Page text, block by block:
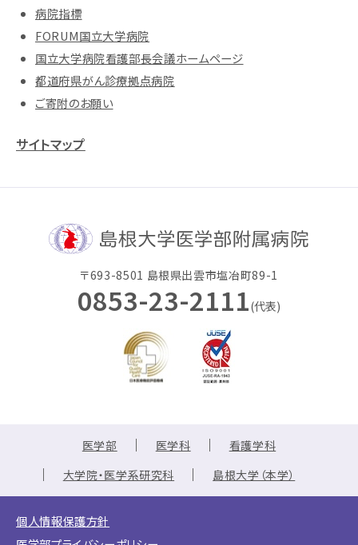
病院指標
FORUM国立大学病院
国立大学病院看護部長会議ホームページ
都道府県がん診療拠点病院
ご寄附のお願い
サイトマップ
〒693-8501 島根県出雲市塩冶町89-1
0853-23-2111(代表)
医学部 医学科
看護学科
大学院・医学系研究科
島根大学（本学）
個人情報保護方針